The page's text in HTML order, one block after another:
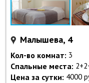
Малышева, 4
Кол-во комнат: 3
Спальные места:
Цена за сутки: 4000